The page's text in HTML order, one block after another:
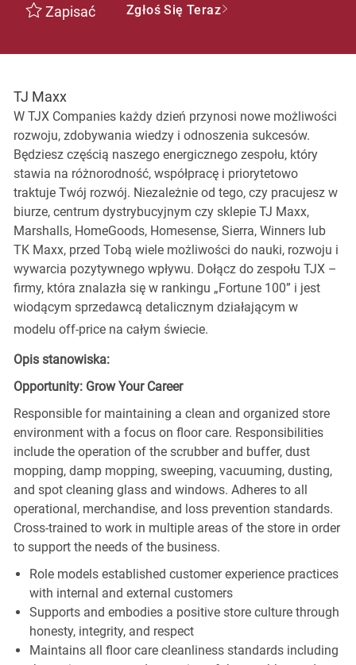
Zapisać Zgłoś Się Teraz
TJ Maxx
W TJX Companies każdy dzień przynosi nowe możliwości
rozwoju, zdobywania wiedzy i odnoszenia sukcesów.
Będziesz częścią naszego energicznego zespołu, który
stawia na różnorodność, współpracę i priorytetowo
traktuje Twój rozwój. Niezależnie od tego, czy pracujesz w
biurze, centrum dystrybucyjnym czy sklepie TJ Maxx,
Marshalls, HomeGoods, Homesense, Sierra, Winners lub
TK Maxx, przed Tobą wiele możliwości do nauki, rozwoju i
wywarcia pozytywnego wpływu. Dołącz do zespołu TJX –
firmy, która znalazła się w rankingu „Fortune 100” i jest
wiodącym sprzedawcą detalicznym działającym w
modelu off-price na całym świecie.
Opis stanowiska:
Opportunity: Grow Your Career
Responsible for maintaining a clean and organized store
environment with a focus on floor care. Responsibilities
include the operation of the scrubber and buffer, dust
mopping, damp mopping, sweeping, vacuuming, dusting,
and spot cleaning glass and windows. Adheres to all
operational, merchandise, and loss prevention standards.
Cross-trained to work in multiple areas of the store in order
to support the needs of the business.
Role models established customer experience practices
with internal and external customers
Supports and embodies a positive store culture through
honesty, integrity, and respect
Maintains all floor care cleanliness standards including